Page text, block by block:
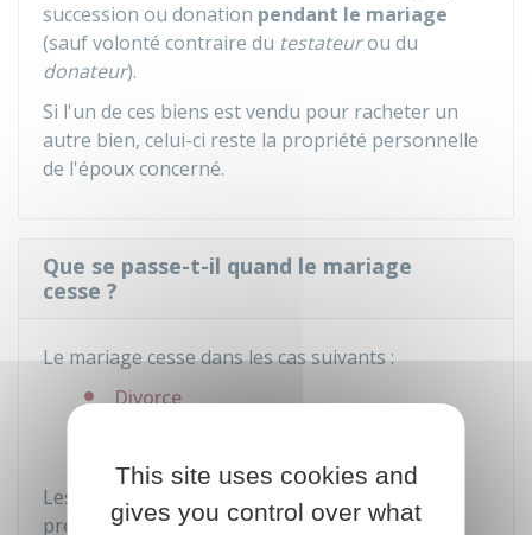
succession ou donation pendant le mariage
(sauf volonté contraire du testateurou du
donateur).
Si l'un de ces biens est vendu pour racheter un
autre bien, celui-ci reste la propriété personnelle
de l'époux concerné.
Que se passe-t-il quand le mariage
cesse ?
Le mariage cesse dans les cas suivants :
Divorce
Les biens sont partagés en fonction des règles
prévues par votre régime matrimonial.
This site uses cookies and
gives you control over what